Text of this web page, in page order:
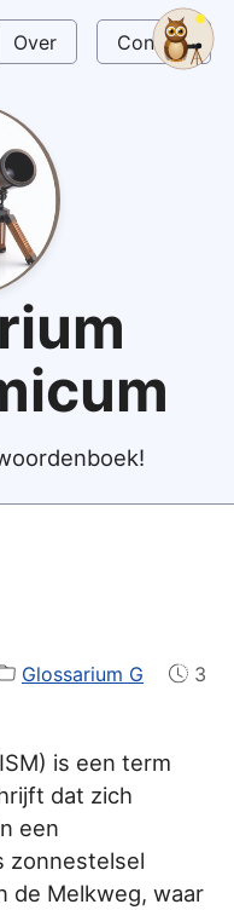
Over Contact
Glossarium G
3
is een term
dat zich
een
zonnestelsel
de Melkweg, waar